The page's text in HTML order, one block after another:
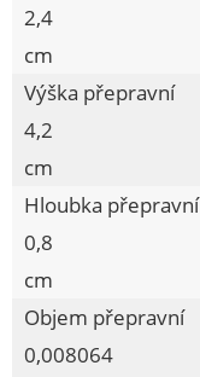
PŘEPRAVKY
VÝROBKY
2,4
cm
Výška přepravní
4,2
cm
Hloubka přepravní
0,8
cm
Objem přepravní
0,008064